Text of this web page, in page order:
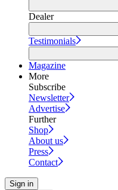
Dealer
Testimonials
Magazine
More
Subscribe
Newsletter
Advertise
Further
Shop
About us
Press
Contact
Sign in